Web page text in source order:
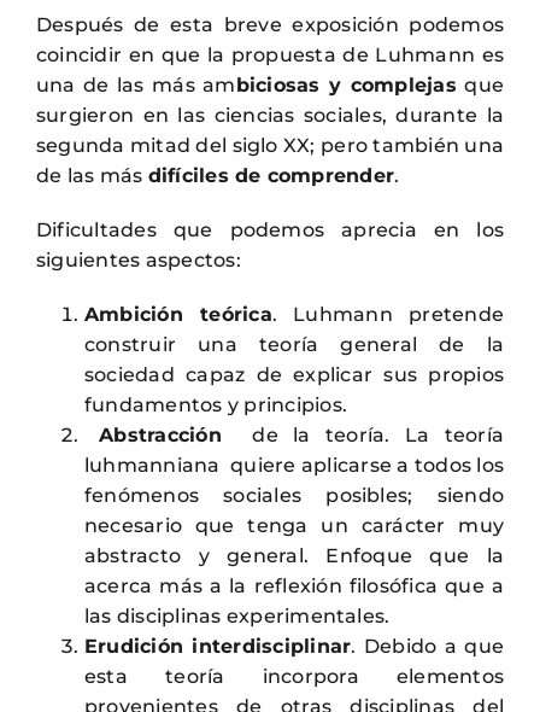
Después de esta breve exposición podemos
coincidir en que la propuesta de Luhmann es
una de las más ambiciosas y complejas que
surgieron en las ciencias sociales, durante la
segunda mitad del siglo XX; pero también una
de las más difíciles de comprender.
Dificultades que podemos aprecia en los
siguientes aspectos:
Ambición teórica. Luhmann pretende
construir una teoría general de la
sociedad capaz de explicar sus propios
fundamentos y principios.
Abstracción
de la teoría. La teoría
luhmanniana quiere aplicarse a todos los
fenómenos sociales posibles; siendo
necesario que tenga un carácter muy
abstracto y general. Enfoque que la
acerca más a la reflexión filosófica que a
las disciplinas experimentales.
Erudición interdisciplinar. Debido a que
esta teoría incorpora elementos
provenientes de otras disciplinas del